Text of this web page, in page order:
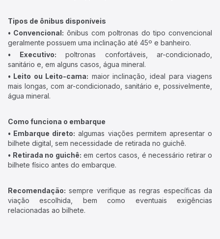
Tipos de ônibus disponíveis
• Convencional: ônibus com poltronas do tipo convencional
geralmente possuem uma inclinação até 45º e banheiro.
• Executivo: poltronas confortáveis, ar-condicionado,
sanitário e, em alguns casos, água mineral.
• Leito ou Leito-cama: maior inclinação, ideal para viagens
mais longas, com ar-condicionado, sanitário e, possivelmente,
água mineral.
Como funciona o embarque
• Embarque direto: algumas viações permitem apresentar o
bilhete digital, sem necessidade de retirada no guichê.
• Retirada no guichê: em certos casos, é necessário retirar o
bilhete físico antes do embarque.
Recomendação: sempre verifique as regras específicas da
viação escolhida, bem como eventuais exigências
relacionadas ao bilhete.